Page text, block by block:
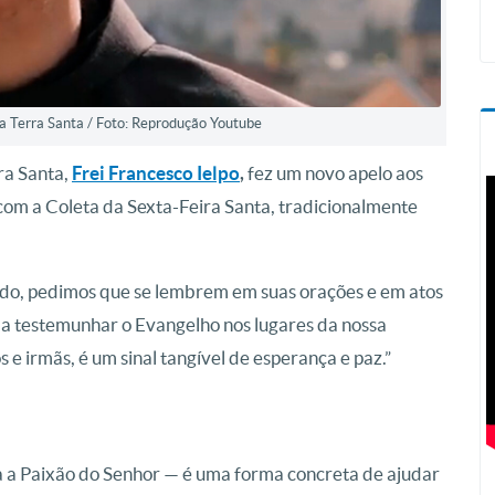
Terra Santa / Foto: Reprodução Youtube
Santa, Frei Francesco Ielpo,fez um novo apelo aos
a Coleta da Sexta-Feira Santa, tradicionalmente
pedimos que se lembrem em suas orações e em atos
o Evangelho nos lugares da nossa
irmãs, é um sinal tangível de esperança e paz.”
Paixão do Senhor — é uma forma concreta de ajudar